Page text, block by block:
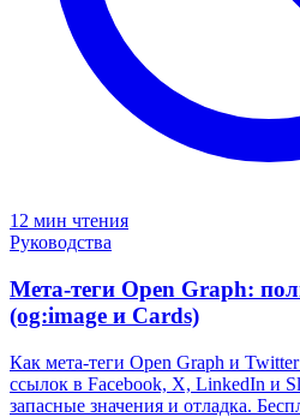
12 мин чтения
Руководства
Мета-теги Open Graph:
(og:image и Cards)
Как мета-теги Open Graph и
ссылок в Facebook, X, LinkedIn и
запасные значения и отладка.